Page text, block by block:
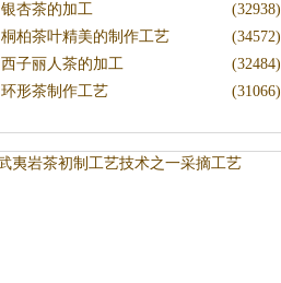
(32938)
银杏茶的加工
(34572)
桐柏茶叶精美的制作工艺
(32484)
西子丽人茶的加工
(31066)
环形茶制作工艺